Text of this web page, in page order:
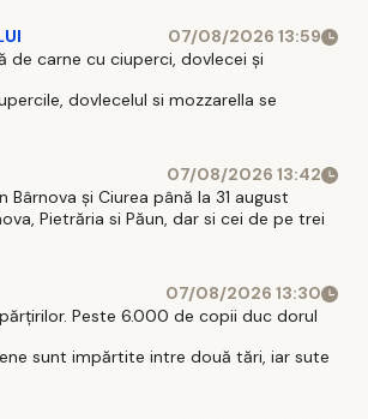
07/08/2026 13:59
de carne cu ciuperci, dovlecei și
dovlecelul si mozzarella se
07/08/2026 13:42
Bârnova și Ciurea până la 31 august
Pietrăria si Păun, dar si cei de pe trei
07/08/2026 13:30
Peste 6.000 de copii duc dorul
sunt impărtite intre două tări, iar sute